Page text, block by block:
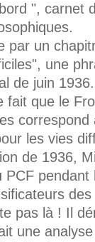
", carnet
par un
une
de juin 1936.
fait que le
les vies
de 1936,
PCF
pas là ! Il
une